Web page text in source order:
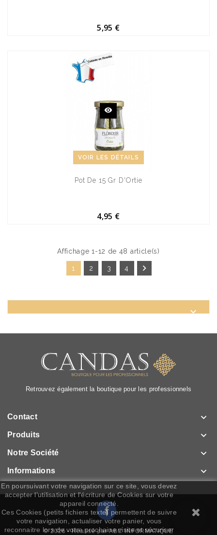
5,95 €
VOIR LES DÉTAILS
Pot De 15 Gr D'Ortie
4,95 €
Affichage 1-12 de 48 article(s)
1 2 3 4 

Retrouvez également la boutique pour les professionnels
Contact 
Produits 
Notre Société 
Informations 
En poursuivant votre navigation sur ce site, vous devez
accepter l’utilisation et l'écriture de Cookies sur votre
appareil connecté.
Ces Cookies (petits fichiers texte) permettent de suivre
votre navigation, actualiser votre panier, vous
reconnaitre lors de votre prochaine visite et sécuriser
© 2026 - Réalisé par ABC INFORMATIQUE